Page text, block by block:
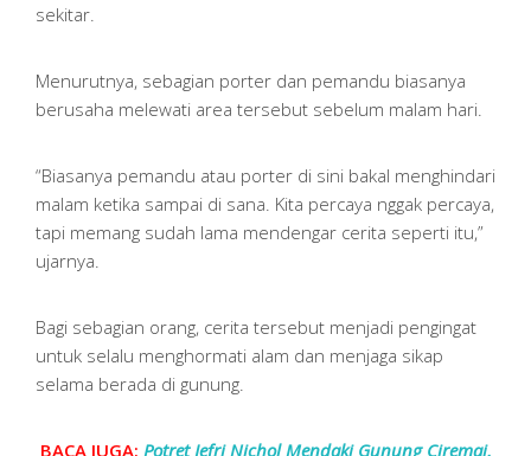
sekitar.
Menurutnya, sebagian porter dan pemandu biasanya
berusaha melewati area tersebut sebelum malam hari.
“Biasanya pemandu atau porter di sini bakal menghindari
malam ketika sampai di sana. Kita percaya nggak percaya,
tapi memang sudah lama mendengar cerita seperti itu,”
ujarnya.
Bagi sebagian orang, cerita tersebut menjadi pengingat
untuk selalu menghormati alam dan menjaga sikap
selama berada di gunung.
BACA JUGA: Potret Jefri Nichol Mendaki Gunung Ciremai,